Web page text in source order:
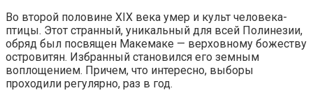
Во второй половине XIX века умер и культ человека-
птицы. Этот странный, уникальный для всей Полинезии,
обряд был посвящен Макемаке — верховному божеству
островитян. Избранный становился его земным
воплощением. Причем, что интересно, выборы
проходили регулярно, раз в год.